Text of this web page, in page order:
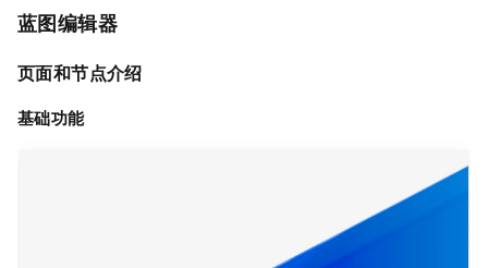
蓝图编辑器
页面和节点介绍
基础功能